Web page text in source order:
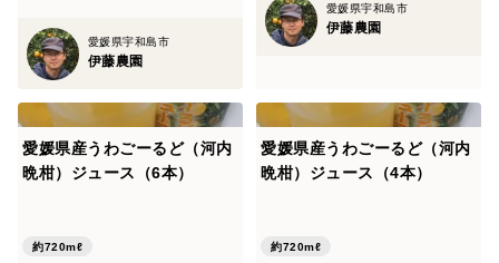
みかんの品種：宇和ゴールド（河内晩柑）
1本に使用したみかん：約1.5Kg
糖度：11 酸度：0.97 PH：3.37
賞味期限：2027年5月28日
※直射日光を避けて保存して下さい。
愛媛県宇和島市
伊藤農園
愛媛県宇和島市
伊藤農園
愛媛県産うわごーるど（河内
晩柑）ジュース（6本）
約720mℓ
愛媛県産うわごーるど（河内
晩柑）ジュース（4本）
約720mℓ